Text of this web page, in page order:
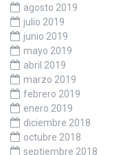
agosto 2019
julio 2019
junio 2019
mayo 2019
abril 2019
marzo 2019
febrero 2019
enero 2019
diciembre 2018
octubre 2018
septiembre 2018